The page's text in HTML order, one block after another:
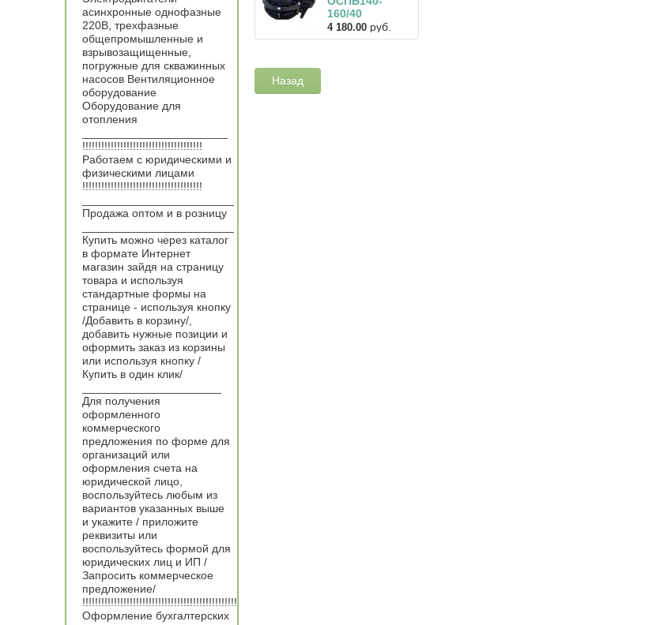
160/40
4 180.00 руб.
Назад
асинхронные однофазные
220В, трехфазные
общепромышленные и
взрывозащищенные,
погружные для скважинных
насосов Вентиляционное
оборудование
Оборудование для
отопления
!!!!!!!!!!!!!!!!!!!!!!!!!!!!!!!!!!!!!!
Работаем с юридическими и
физическими лицами
!!!!!!!!!!!!!!!!!!!!!!!!!!!!!!!!!!!!!!
Продажа оптом и в розницу
Купить можно через каталог
в формате Интернет
магазин зайдя на страницу
товара и используя
стандартные формы на
странице - используя кнопку
/Добавить в корзину/,
добавить нужные позиции и
оформить заказ из корзины
или используя кнопку /
Купить в один клик/
Для получения
оформленного
коммерческого
предложения по форме для
организаций или
оформления счета на
юридической лицо,
воспользуйтесь любым из
вариантов указанных выше
и укажите / приложите
реквизиты или
воспользуйтесь формой для
юридических лиц и ИП /
Запросить коммерческое
предложение/
!!!!!!!!!!!!!!!!!!!!!!!!!!!!!!!!!!!!!!!!!!!!!!!!!
Оформление бухгалтерских